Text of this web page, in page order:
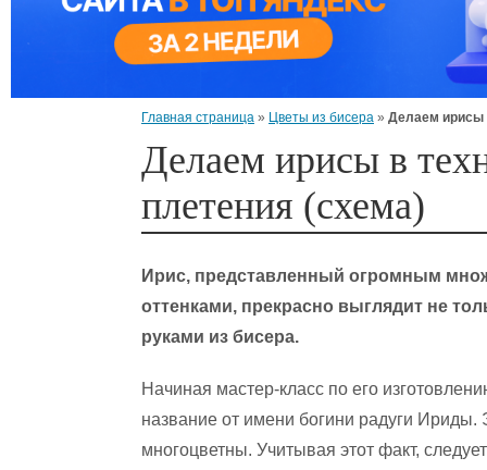
Главная страница » Цветы из бисера » Делаем ирисы
Делаем ирисы в
плетения (схема)
Ирис, представленный огромным
оттенками, прекрасно выглядит не
руками из бисера.
Начиная мастер-класс по его
название от имени богини радуги
многоцветны. Учитывая этот факт,